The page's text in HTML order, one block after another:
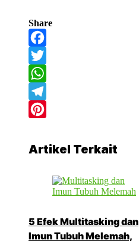
Share
Facebook
Twitter
WhatsApp
Telegram
Artikel Terkait
5 Efek Multitasking dan
Imun Tubuh Melemah,